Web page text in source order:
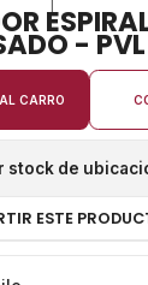
- PVL
CARRO
stock de
ESTE